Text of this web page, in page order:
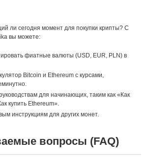
ли сегодня момент для покупки крипты? С
вы можете:
фиатные валюты (USD, EUR, PLN) в
Bitcoin и Ethereum с курсами,
для начинающих, таким как «Как
купить Ethereum».
инструкциям для других монет.
вопросы (FAQ)